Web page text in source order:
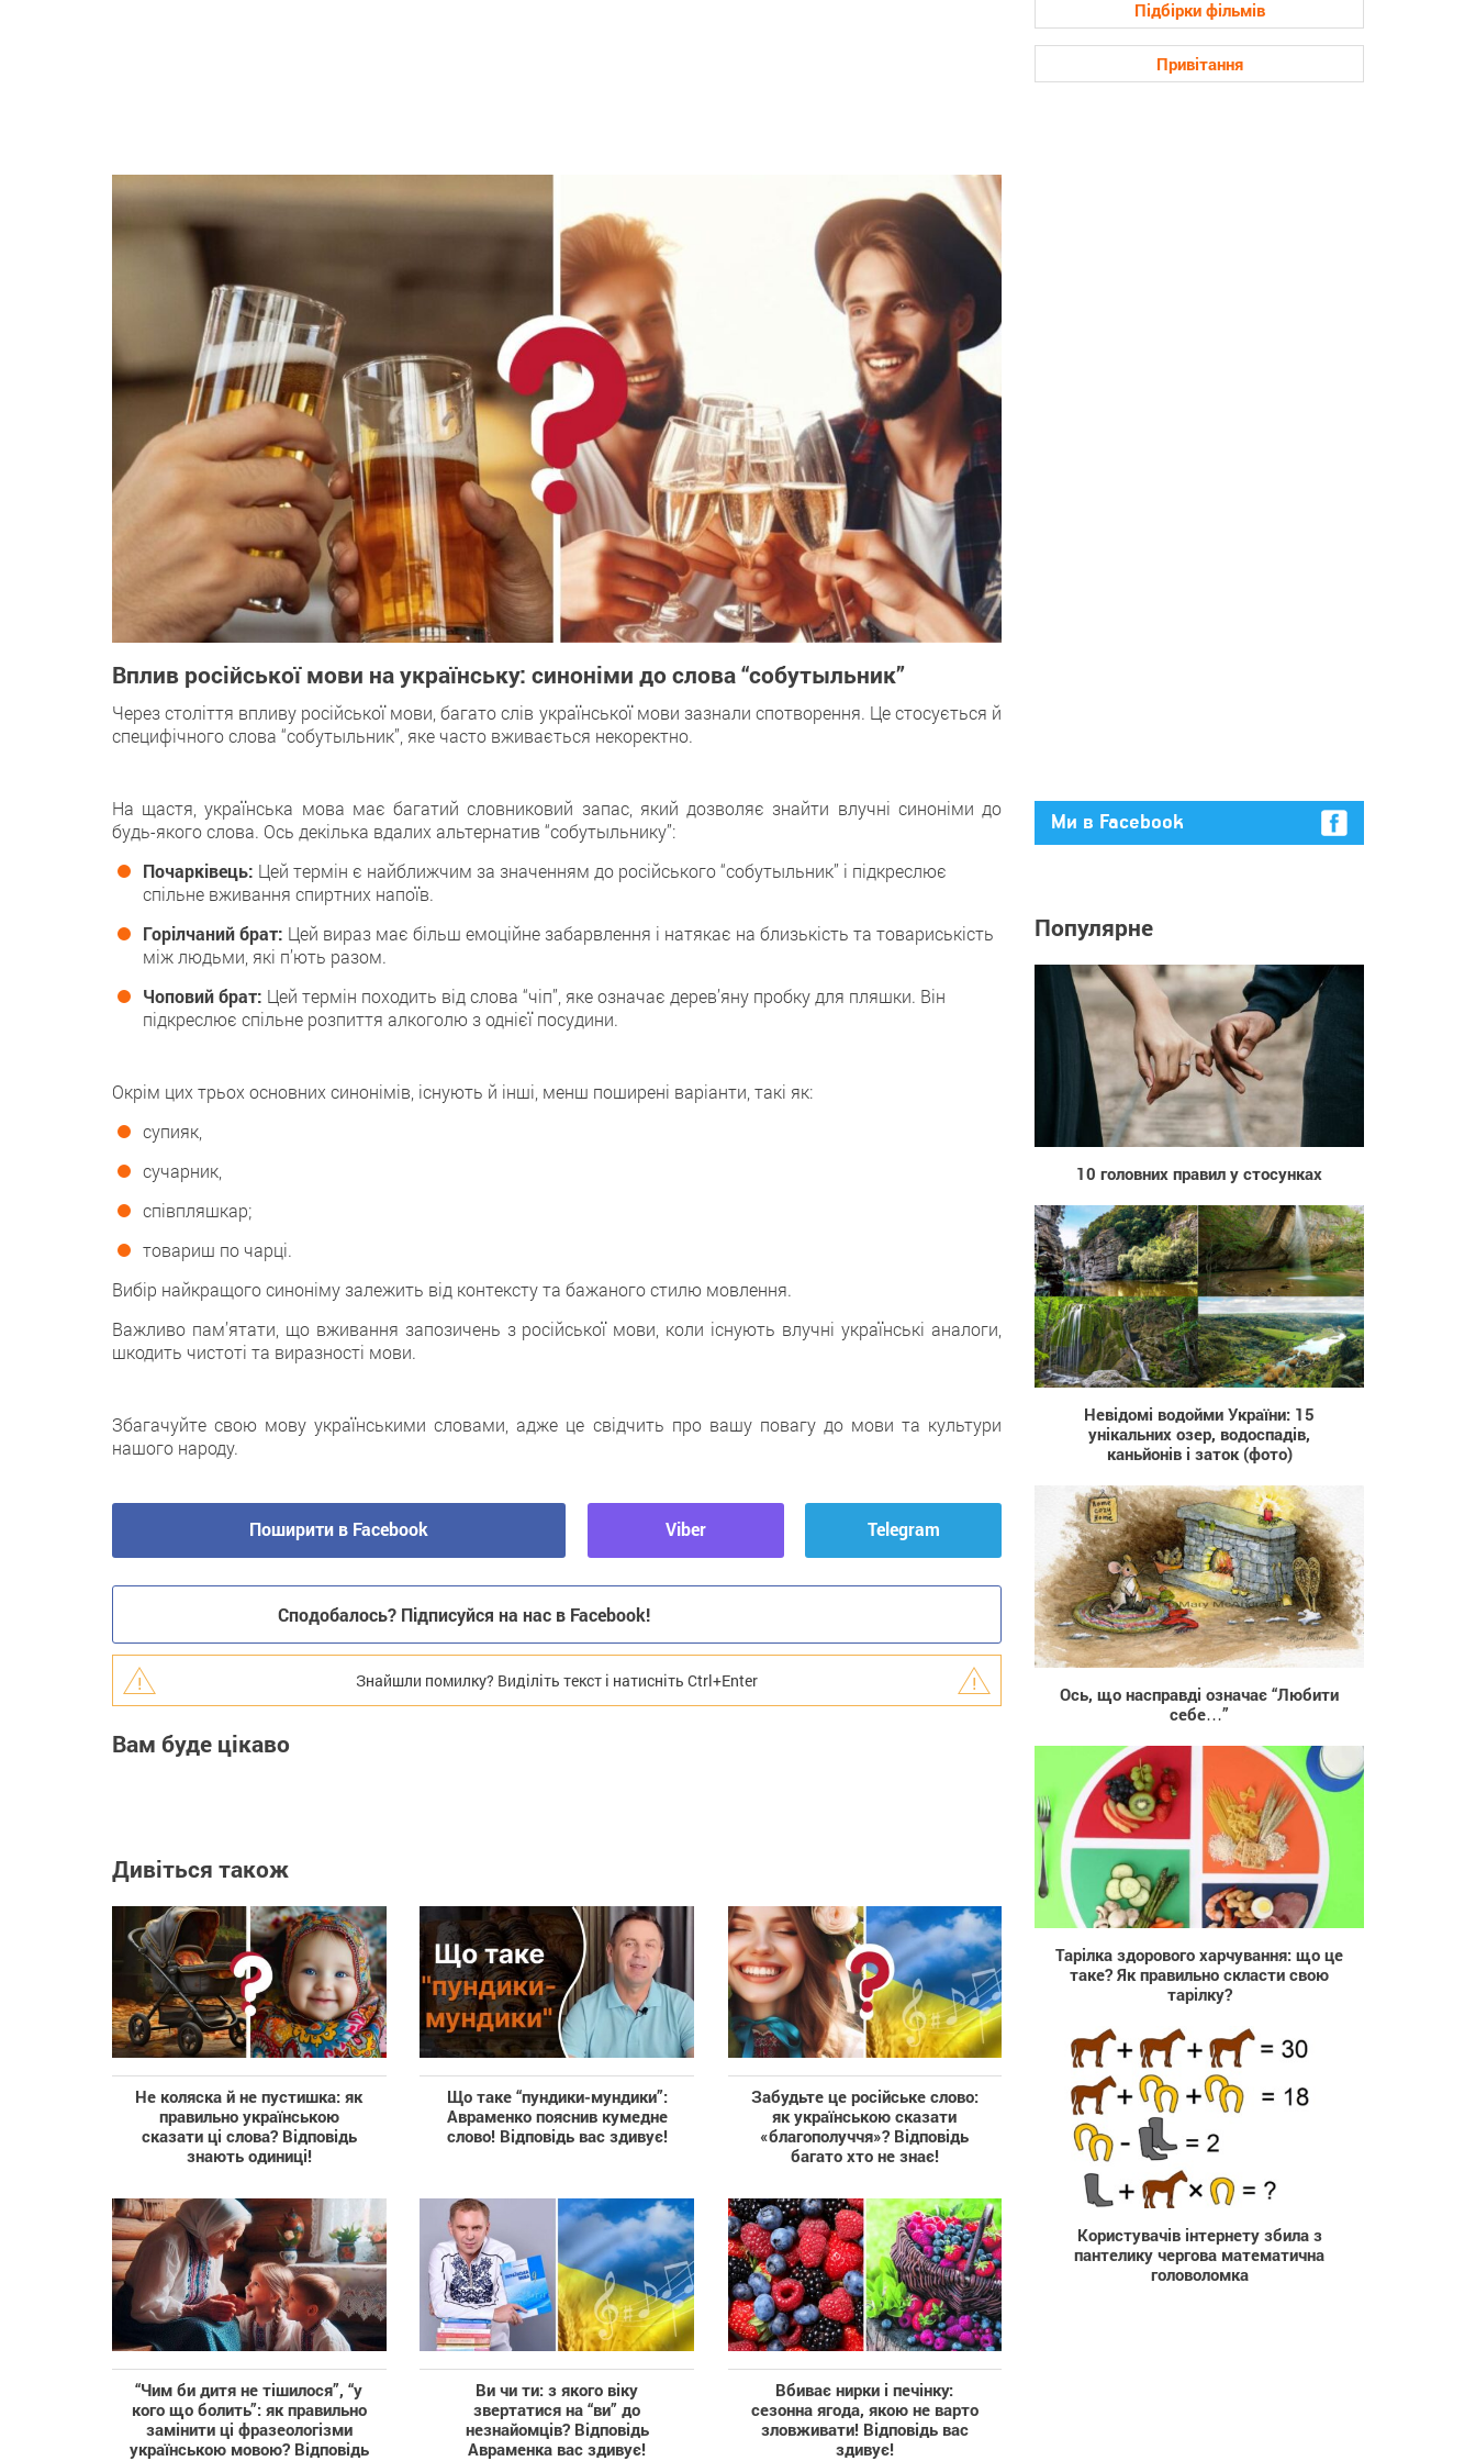
Вплив російської мови на українську: синоніми до слова “собутыльник”
Через століття впливу російської мови, багато слів української мови зазнали спотворення. Це стосується й
специфічного слова “собутыльник”, яке часто вживається некоректно.
На щастя, українська мова має багатий словниковий запас, який дозволяє знайти влучні синоніми до
будь-якого слова. Ось декілька вдалих альтернатив “собутыльнику”:
Почарківець: Цей термін є найближчим за значенням до російського “собутыльник” і підкреслює
спільне вживання спиртних напоїв.
Горілчаний брат: Цей вираз має більш емоційне забарвлення і натякає на близькість та товариськість
між людьми, які п’ють разом.
Чоповий брат: Цей термін походить від слова “чіп”, яке означає дерев’яну пробку для пляшки. Він
підкреслює спільне розпиття алкоголю з однієї посудини.
Окрім цих трьох основних синонімів, існують й інші, менш поширені варіанти, такі як:
супияк,
сучарник,
співпляшкар;
товариш по чарці.
Вибір найкращого синоніму залежить від контексту та бажаного стилю мовлення.
Важливо пам’ятати, що вживання запозичень з російської мови, коли існують влучні українські аналоги,
шкодить чистоті та виразності мови.
Збагачуйте свою мову українськими словами, адже це свідчить про вашу повагу до мови та культури
нашого народу.
Поширити в Facebook Viber Telegram
Сподобалось? Підписуйся на нас в Facebook!
Знайшли помилку? Виділіть текст і натисніть Ctrl+Enter
Вам буде цікаво
Дивіться також
Не коляска й не пустишка: як
правильно українською
сказати ці слова? Відповідь
знають одиниці!
Що таке “пундики-мундики”:
Авраменко пояснив кумедне
слово! Відповідь вас здивує!
Забудьте це російське слово:
як українською сказати
«благополуччя»? Відповідь
багато хто не знає!
“Чим би дитя не тішилося”, “у
кого що болить”: як правильно
замінити ці фразеологізми
українською мовою? Відповідь
Ви чи ти: з якого віку
звертатися на “ви” до
незнайомців? Відповідь
Авраменка вас здивує!
Вбиває нирки і печінку:
сезонна ягода, якою не варто
зловживати! Відповідь вас
здивує!
Підбірки фільмів
Привітання
Ми в Facebook
Популярне
10 головних правил у стосунках
18 845
Невідомі водойми України: 15
унікальних озер, водоспадів,
каньйонів і заток (фото)
411
Ось, що насправді означає “Любити
себе…”
412
Тарілка здорового харчування: що це
таке? Як правильно скласти свою
тарілку?
Користувачів інтернету збила з
пантелику чергова математична
головоломка